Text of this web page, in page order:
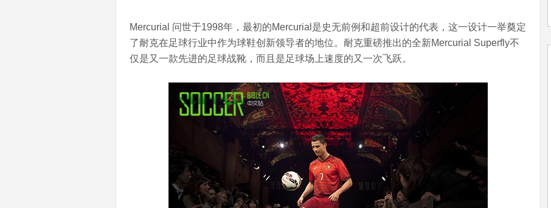
Mercurial 问世于1998年，最初的Mercurial是史无前例和超前设计的代表，这一设计一举奠定
了耐克在足球行业中作为球鞋创新领导者的地位。耐克重磅推出的全新Mercurial Superfly不
仅是又一款先进的足球战靴，而且是足球场上速度的又一次飞跃。